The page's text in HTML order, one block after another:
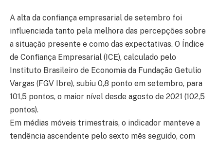
A alta da confiança empresarial de setembro foi
influenciada tanto pela melhora das percepções sobre
a situação presente e como das expectativas. O Índice
de Confiança Empresarial (ICE), calculado pelo
Instituto Brasileiro de Economia da Fundação Getulio
Vargas (FGV Ibre), subiu 0,8 ponto em setembro, para
101,5 pontos, o maior nível desde agosto de 2021 (102,5
pontos).
Em médias móveis trimestrais, o indicador manteve a
tendência ascendente pelo sexto mês seguido, com